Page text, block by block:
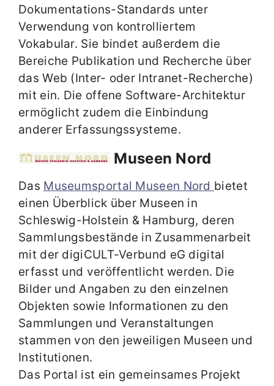
Dokumentations-Standards unter
Verwendung von kontrolliertem
Vokabular. Sie bindet außerdem die
Bereiche Publikation und Recherche über
das Web (Inter- oder Intranet-Recherche)
mit ein. Die offene Software-Architektur
ermöglicht zudem die Einbindung
anderer Erfassungssysteme.
Museen Nord
Das Museumsportal Museen Nord bietet
einen Überblick über Museen in
Schleswig-Holstein & Hamburg, deren
Sammlungsbestände in Zusammenarbeit
mit der digiCULT-Verbund eG digital
erfasst und veröffentlicht werden. Die
Bilder und Angaben zu den einzelnen
Objekten sowie Informationen zu den
Sammlungen und Veranstaltungen
stammen von den jeweiligen Museen und
Institutionen.
Das Portal ist ein gemeinsames Projekt